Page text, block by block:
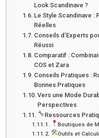
Look Scandinave ?
Le Style Scandinave
Réelles
Conseils d’Experts
Réussi
Comparatif :
COS et Zara
Conseils Pratiques :
Bonnes Pratiques
Vers une Mode
Perspectives
Ressources
Boutiques de
Outils et